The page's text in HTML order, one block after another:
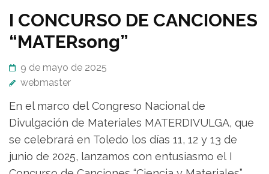
I CONCURSO DE CANCIONES
“MATERsong”
9 de mayo de 2025
webmaster
En el marco del Congreso Nacional de
Divulgación de Materiales MATERDIVULGA, que
se celebrará en Toledo los días 11, 12 y 13 de
junio de 2025, lanzamos con entusiasmo el I